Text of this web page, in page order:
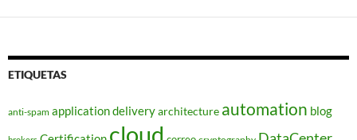
ETIQUETAS
anti-spam application deliveryarchitecture automation blog
cloud